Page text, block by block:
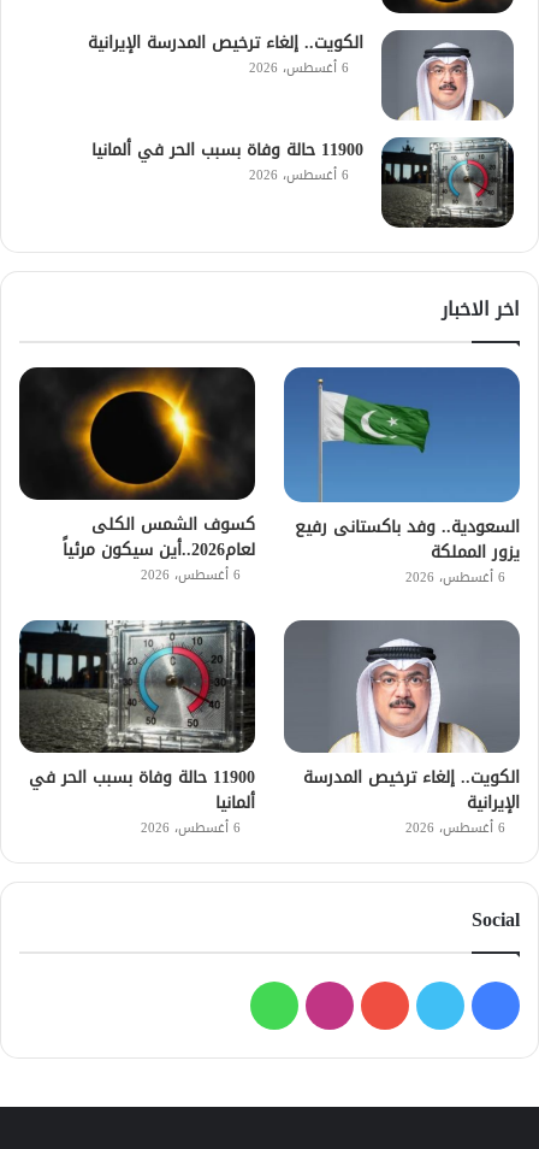
الكويت.. إلغاء ترخيص المدرسة الإيرانية
6 أغسطس، 2026
11900 حالة وفاة بسبب الحر في ألمانيا
6 أغسطس، 2026
اخر الاخبار
السعودية.. وفد باكستانى رفيع
يزور المملكة
6 أغسطس، 2026
كسوف الشمس الكلى
لعام2026..أين سيكون مرئياً
6 أغسطس، 2026
الكويت.. إلغاء ترخيص المدرسة
الإيرانية
6 أغسطس، 2026
11900 حالة وفاة بسبب الحر في
ألمانيا
6 أغسطس، 2026
Social
فيسبوك
تويتر يوتيوبانستقرامواتساب